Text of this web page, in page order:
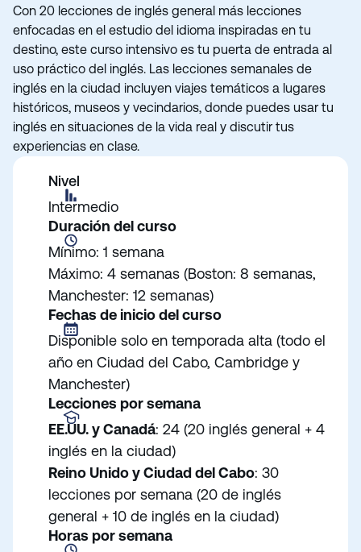
Con 20 lecciones de inglés general más lecciones
enfocadas en el estudio del idioma inspiradas en tu
destino, este curso intensivo es tu puerta de entrada al
uso práctico del inglés. Las lecciones semanales de
inglés en la ciudad incluyen viajes temáticos a lugares
históricos, museos y vecindarios, donde puedes usar tu
inglés en situaciones de la vida real y discutir tus
experiencias en clase.
Nivel
Intermedio
Duración del curso
Mínimo: 1 semana
Máximo: 4 semanas (Boston: 8 semanas,
Manchester: 12 semanas)
Fechas de inicio del curso
Disponible solo en temporada alta (todo el
año en Ciudad del Cabo, Cambridge y
Manchester)
Lecciones por semana
EE.UU. y Canadá: 24 (20 inglés general + 4
inglés en la ciudad)
Reino Unidoy Ciudad del Cabo: 30
lecciones por semana (20 de inglés
general + 10 de inglés en la ciudad)
Horas por semana